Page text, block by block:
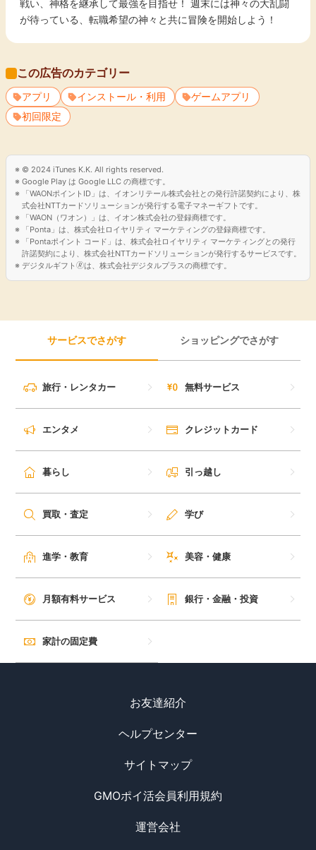
戦い、神格を継承して最強を目指せ！ 週末には神々の大乱闘
が待っている、転職希望の神々と共に冒険を開始しよう！
この広告のカテゴリー
アプリ インストール・利用
ゲームアプリ
初回限定
© 2024 iTunes K.K. All rights reserved.
Google Play は Google LLC の商標です。
「WAONポイントID」は、イオンリテール株式会社との発行許諾契約により、株
式会社NTTカードソリューションが発行する電子マネーギフトです。
「WAON（ワオン）」は、イオン株式会社の登録商標です。
「Ponta」は、株式会社ロイヤリティ マーケティングの登録商標です。
「Pontaポイント コード」は、株式会社ロイヤリティ マーケティングとの発行
許諾契約により、株式会社NTTカードソリューションが発行するサービスです。
デジタルギフト🄬は、株式会社デジタルプラスの商標です。
サービスでさがす ショッピングでさがす
旅行・レンタカー 無料サービス
エンタメ クレジットカード
暮らし 引っ越し
買取・査定 学び
進学・教育 美容・健康
月額有料サービス 銀行・金融・投資
家計の固定費
お友達紹介
ヘルプセンター
サイトマップ
GMOポイ活会員利用規約
運営会社